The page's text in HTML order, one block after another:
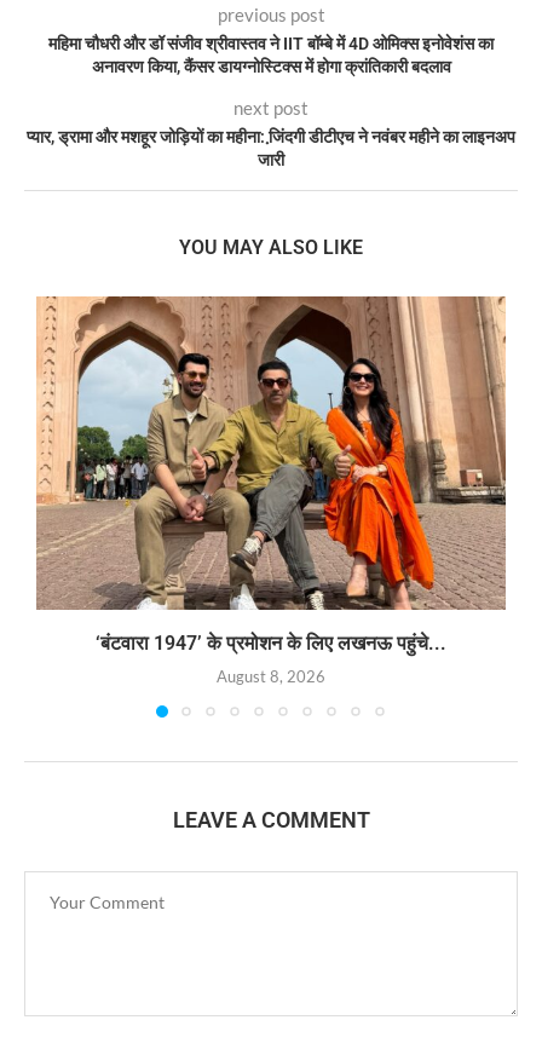
previous post
महिमा चौधरी और डॉ संजीव श्रीवास्तव ने IIT बॉम्बे में 4D ओमिक्स इनोवेशंस का
अनावरण किया, कैंसर डायग्नोस्टिक्स में होगा क्रांतिकारी बदलाव
next post
प्यार, ड्रामा और मशहूर जोड़ियों का महीना: जि़ंदगी डीटीएच ने नवंबर महीने का लाइनअप
जारी
YOU MAY ALSO LIKE
‘बंटवारा 1947’ के प्रमोशन के लिए लखनऊ पहुंचे...
August 8, 2026
LEAVE A COMMENT